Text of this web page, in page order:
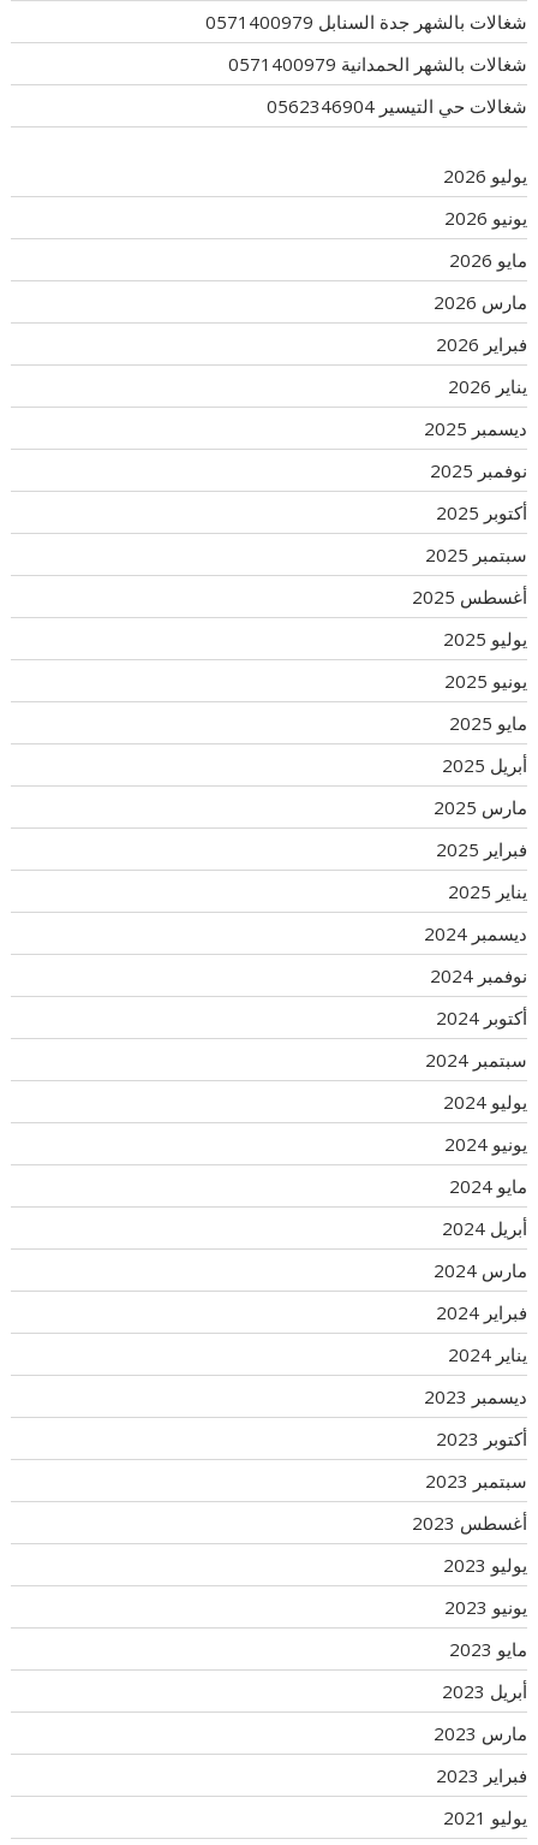
شغالات بالشهر جدة السنابل 0571400979
شغالات بالشهر الحمدانية 0571400979
شغالات حي التيسير 0562346904
يوليو 2026
يونيو 2026
مايو 2026
مارس 2026
فبراير 2026
يناير 2026
ديسمبر 2025
نوفمبر 2025
أكتوبر 2025
سبتمبر 2025
أغسطس 2025
يوليو 2025
يونيو 2025
مايو 2025
أبريل 2025
مارس 2025
فبراير 2025
يناير 2025
ديسمبر 2024
نوفمبر 2024
أكتوبر 2024
سبتمبر 2024
يوليو 2024
يونيو 2024
مايو 2024
أبريل 2024
مارس 2024
فبراير 2024
يناير 2024
ديسمبر 2023
أكتوبر 2023
سبتمبر 2023
أغسطس 2023
يوليو 2023
يونيو 2023
مايو 2023
أبريل 2023
مارس 2023
فبراير 2023
يوليو 2021